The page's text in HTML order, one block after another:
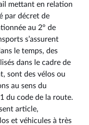
mettant en relation
par décret de
au 2° de
s’assurent
le temps, des
dans le cadre de
sont des vélos ou
au sens du
du code de la route.
article,
et véhicules à très